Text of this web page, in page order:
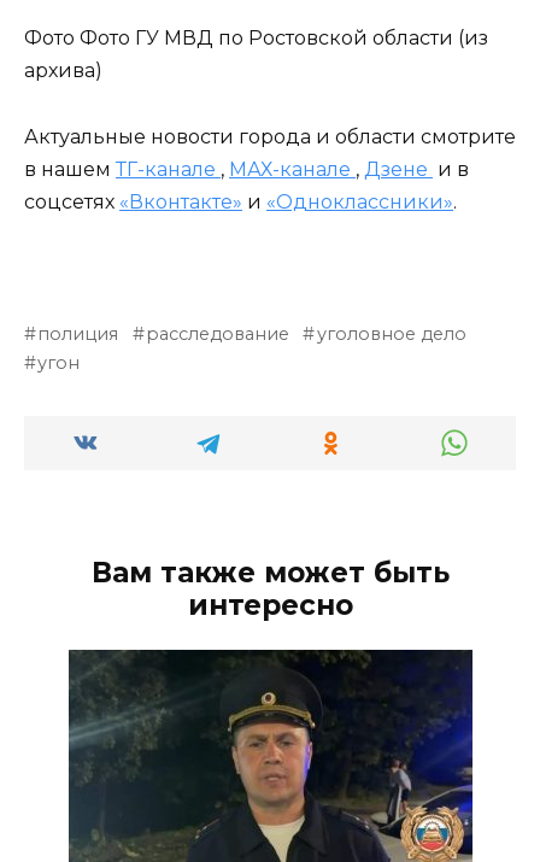
Фото Фото ГУ МВД по Ростовской области (из
архива)
Актуальные новости города и области смотрите
в нашем ТГ-канале , МАХ-канале , Дзене и в
соцсетях «Вконтакте» и «Одноклассники».
полиция расследование
уголовное дело
угон
Вам также может быть
интересно